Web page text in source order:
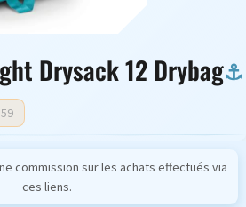
Drysack 12 Drybag
commission sur les achats effectués via
ces liens.